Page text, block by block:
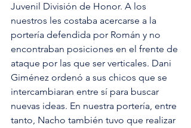
Juvenil División de Honor. A los
nuestros les costaba acercarse a la
portería defendida por Román y no
encontraban posiciones en el frente de
ataque por las que ser verticales. Dani
Giménez ordenó a sus chicos que se
intercambiaran entre sí para buscar
nuevas ideas. En nuestra portería, entre
tanto, Nacho también tuvo que realizar